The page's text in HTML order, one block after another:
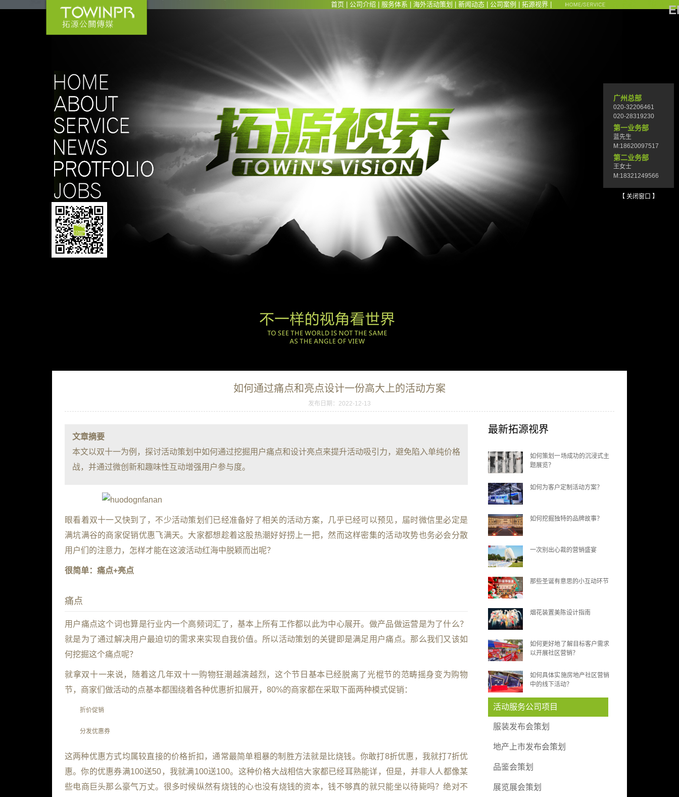
首页 公司介绍 服务体系 海外活动策划 新闻动态 公司案例 拓源视界
如何通过痛点和亮点设计一份高大上的活动方案
发布日期：2022-12-13
文章摘要
本文以双十一为例，探讨活动策划中如何通过挖掘用户痛点和设计亮点来提升活动吸引力，避免陷入单纯价格
战，并通过微创新和趣味性互动增强用户参与度。
眼看着双十一又快到了，不少活动策划们已经准备好了相关的活动方案，几乎已经可以预见，届时微信里必定是
满坑满谷的商家促销优惠飞满天。大家都想趁着这股热潮好好捞上一把，然而这样密集的活动攻势也务必会分散
用户们的注意力，怎样才能在这波活动红海中脱颖而出呢？
很简单：痛点+亮点
痛点
用户痛点这个词也算是行业内一个高频词汇了，基本上所有工作都以此为中心展开。做产品做运营是为了什么？
就是为了通过解决用户最迫切的需求来实现自我价值。所以活动策划的关键即是满足用户痛点。那么我们又该如
何挖掘这个痛点呢？
就拿双十一来说，随着这几年双十一购物狂潮越演越烈，这个节日基本已经脱离了光棍节的范畴摇身变为购物
节，商家们做活动的点基本都围绕着各种优惠折扣展开，80%的商家都在采取下面两种模式促销：
折价促销
分发优惠券
这两种优惠方式均属较直接的价格折扣，通常最简单粗暴的制胜方法就是比烧钱。你敢打8折优惠，我就打7折优
惠。你的优惠券满100送50，我就满100送100。这种价格大战相信大家都已经耳熟能详，但是，并非人人都像某
些电商巨头那么豪气万丈。很多时候纵然有烧钱的心也没有烧钱的资本，钱不够真的就只能坐以待毙吗？绝对不
最新拓源视界
如何策划一场成功的沉浸式主
题展览？
如何为客户定制活动方案？
如何挖掘独特的品牌故事？
一次别出心裁的营销盛宴
那些圣诞有意思的小互动环节
烟花装置美陈设计指南
如何更好地了解目标客户需求
以开展社区营销？
如何具体实施房地产社区营销
中的线下活动？
活动服务公司项目
服装发布会策划
地产上市发布会策划
品鉴会策划
展览展会策划
广州总部
020-32206461
020-28319230
第一业务部
蓝先生
M:18620097517
第二业务部
王女士
M:18321249566
【 关闭窗口 】